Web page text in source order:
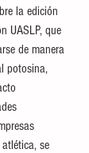
la edición
UASLP, que
de manera
potosina,
se